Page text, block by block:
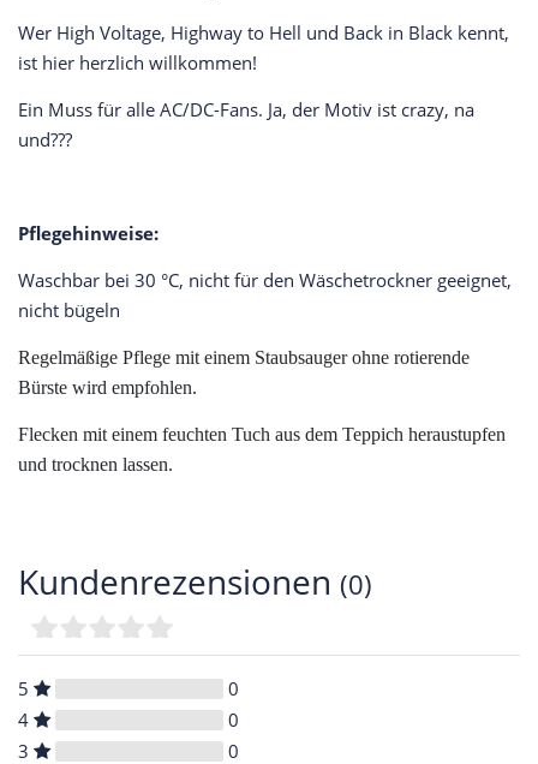
Wer High Voltage, Highway to Hell und Back in Black kennt,
ist hier herzlich willkommen!
Ein Muss für alle AC/DC-Fans. Ja, der Motiv ist crazy, na
und???
Pflegehinweise:
Waschbar bei 30 °C, nicht für den Wäschetrockner geeignet,
nicht bügeln
Regelmäßige Pflege mit einem Staubsauger ohne rotierende
Bürste wird empfohlen.
Flecken mit einem feuchten Tuch aus dem Teppich heraustupfen
und trocknen lassen.
Kundenrezensionen (0)
5
0
4
0
3
0